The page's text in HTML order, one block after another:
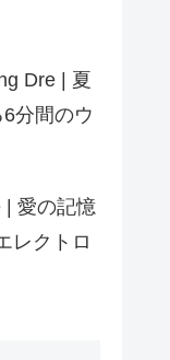
Dre | 夏
分間のウ
| 愛の記憶
レクトロ